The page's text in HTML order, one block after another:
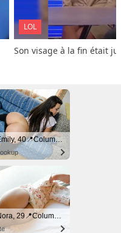
LOL
Son visage à la fin était